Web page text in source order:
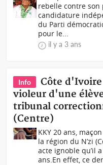
rebelle contre son
candidature
du Parti
pour le...
il y a 3 ans
Info
Côte
violeur d'une
tribunal
(Centre)
KKY 20 ans,
la région du N’zi
acte ignoble qu’il
ans.En effet, ce